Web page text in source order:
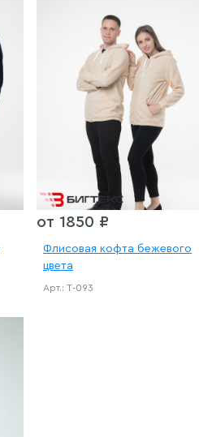
от 1850 ₽
Флисовая кофта бежевого
цвета
Арт.: Т-093